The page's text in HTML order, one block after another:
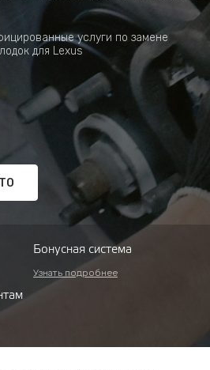
услуги по замене
для Lexus
Бонусная система
Узнать подробнее